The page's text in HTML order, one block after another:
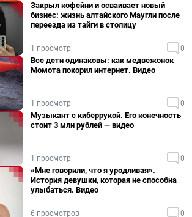
Закрыл кофейни и осваивает новый
бизнес: жизнь алтайского Маугли после
переезда из тайги в столицу
1 просмотр 0
Все дети одинаковы: как медвежонок
Момота покорил интернет. Видео
1 просмотр 0
Музыкант с киберрукой. Его конечность
стоит 3 млн рублей — видео
1 просмотр 0
«Мне говорили, что я уродливая».
История девушки, которая не способна
улыбаться. Видео
6 просмотров 0